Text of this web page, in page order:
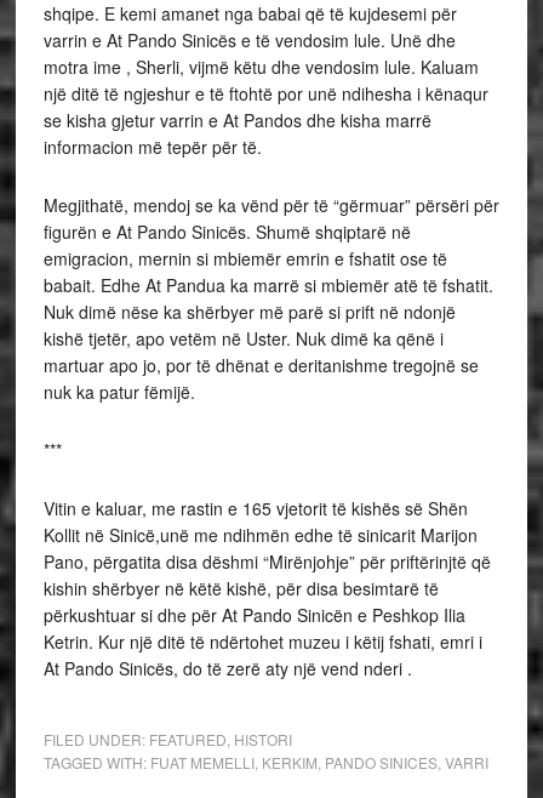
shqipe. E kemi amanet nga babai që të kujdesemi për
varrin e At Pando Sinicës e të vendosim lule. Unë dhe
motra ime , Sherli, vijmë këtu dhe vendosim lule. Kaluam
një ditë të ngjeshur e të ftohtë por unë ndihesha i kënaqur
se kisha gjetur varrin e At Pandos dhe kisha marrë
informacion më tepër për të.
Megjithatë, mendoj se ka vënd për të “gërmuar” përsëri për
figurën e At Pando Sinicës. Shumë shqiptarë në
emigracion, mernin si mbiemër emrin e fshatit ose të
babait. Edhe At Pandua ka marrë si mbiemër atë të fshatit.
Nuk dimë nëse ka shërbyer më parë si prift në ndonjë
kishë tjetër, apo vetëm në Uster. Nuk dimë ka qënë i
martuar apo jo, por të dhënat e deritanishme tregojnë se
nuk ka patur fëmijë.
***
Vitin e kaluar, me rastin e 165 vjetorit të kishës së Shën
Kollit në Sinicë,unë me ndihmën edhe të sinicarit Marijon
Pano, përgatita disa dëshmi “Mirënjohje” për priftërinjtë që
kishin shërbyer në këtë kishë, për disa besimtarë të
përkushtuar si dhe për At Pando Sinicën e Peshkop Ilia
Ketrin. Kur një ditë të ndërtohet muzeu i këtij fshati, emri i
At Pando Sinicës, do të zerë aty një vend nderi .
FILED UNDER: FEATURED HISTORI
TAGGED WITH: FUAT MEMELLI, KERKIM PANDO SINICES, VARRI